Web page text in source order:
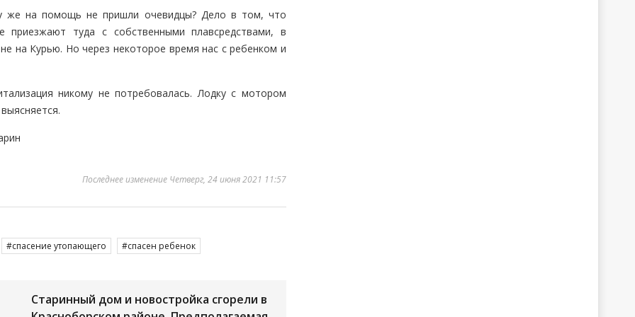
же на помощь не пришли очевидцы? Дело в том, что
туда с собственными плавсредствами, в
на Курью. Но через некоторое время нас с ребенком и
никому не потребовалась. Лодку с мотором
Последнее изменение Четверг, 24 июня 2021 11:57
спасение утопающего спасен ребенок
Старинный дом и новостройка сгорели в